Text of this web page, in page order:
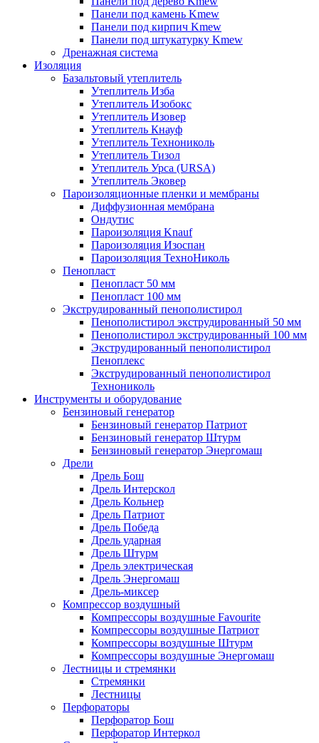
Панели под камень Kmew
Панели под кирпич Kmew
Панели под штукатурку Kmew
Дренажная система
Изоляция
Базальтовый утеплитель
Утеплитель Изба
Утеплитель Изобокс
Утеплитель Изовер
Утеплитель Кнауф
Утеплитель Технониколь
Утеплитель Тизол
Утеплитель Урса (URSA)
Утеплитель Эковер
Пароизоляционные пленки и мембраны
Диффузионная мембрана
Ондутис
Пароизоляция Knauf
Пароизоляция Изоспан
Пароизоляция ТехноНиколь
Пенопласт
Пенопласт 50 мм
Пенопласт 100 мм
Экструдированный пенополистирол
Пенополистирол экструдированный 50 мм
Пенополистирол экструдированный 100 мм
Экструдированный пенополистирол
Пеноплекс
Экструдированный пенополистирол
Технониколь
Инструменты и оборудование
Бензиновый генератор
Бензиновый генератор Патриот
Бензиновый генератор Штурм
Бензиновый генератор Энергомаш
Дрели
Дрель Бош
Дрель Интерскол
Дрель Кольнер
Дрель Патриот
Дрель Победа
Дрель ударная
Дрель Штурм
Дрель электрическая
Дрель Энергомаш
Дрель-миксер
Компрессор воздушный
Компрессоры воздушные Favourite
Компрессоры воздушные Патриот
Компрессоры воздушные Штурм
Компрессоры воздушные Энергомаш
Лестницы и стремянки
Стремянки
Лестницы
Перфораторы
Перфоратор Бош
Перфоратор Интеркол